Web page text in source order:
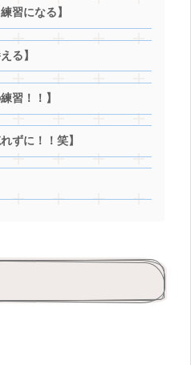
習になる】
る】
習！！】
ずに！！笑】